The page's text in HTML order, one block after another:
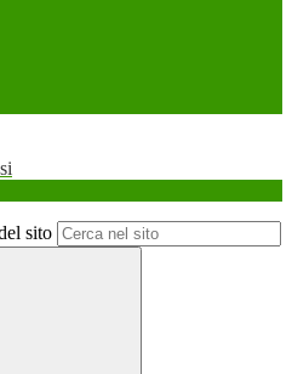
sito